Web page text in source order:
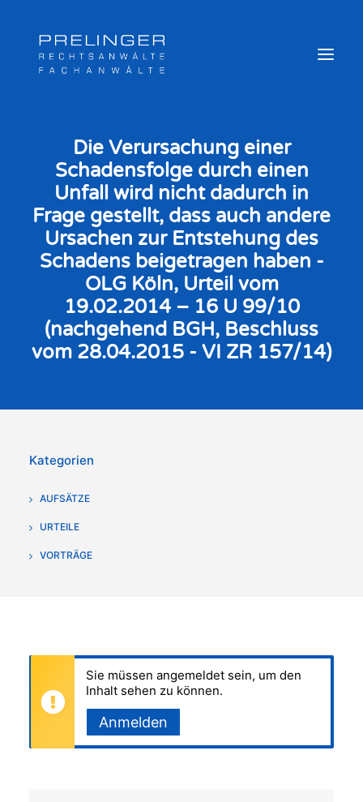
Sozialversicherungsträger
Weitere Kompetenzen
Veröffentlichungen & Archiv
Newsletter
Team
Online Akte
Die Verursachung einer
Schadensfolge durch einen
Unfall wird nicht dadurch in
Frage gestellt, dass auch andere
Ursachen zur Entstehung des
Schadens beigetragen haben -
OLG Köln, Urteil vom
19.02.2014 – 16 U 99/10
(nachgehend BGH, Beschluss
vom 28.04.2015 - VI ZR 157/14)
Kategorien
AUFSÄTZE
URTEILE
VORTRÄGE
Sie müssen angemeldet sein, um den
Inhalt sehen zu können.
Anmelden